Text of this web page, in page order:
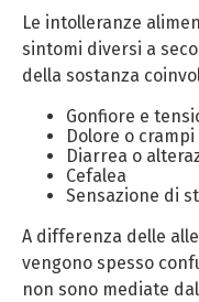
Le intolleranze
sintomi diversi a
della sostanza
Gonfiore e
Dolore o
Diarrea o
Cefalea
Sensazione di
A differenza delle
vengono spesso
non sono mediate